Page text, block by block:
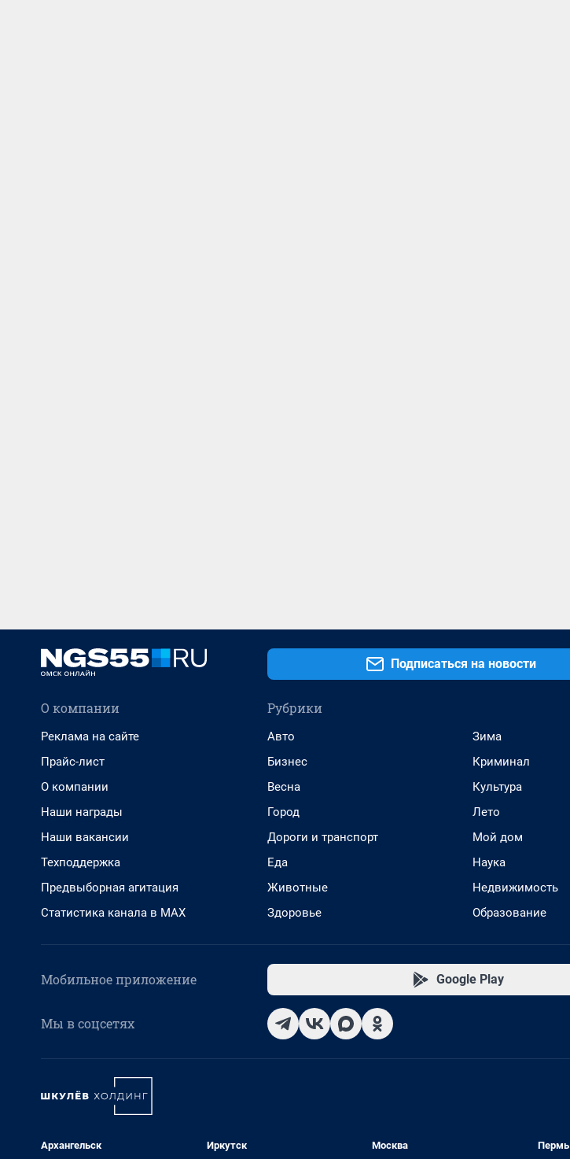
Подписаться на новости
О компании
Реклама на сайте
Прайс-лист
О компании
Наши награды
Наши вакансии
Техподдержка
Предвыборная агитация
Статистика канала в MAX
Рубрики
Авто
Бизнес
Весна
Город
Дороги и транспорт
Еда
Животные
Здоровье
Зима
Криминал
Культура
Лето
Мой дом
Наука
Недвижимость
Образование
Мобильное приложение Google Play
Мы в соцсетях
Архангельск Иркутск Москва Пермь